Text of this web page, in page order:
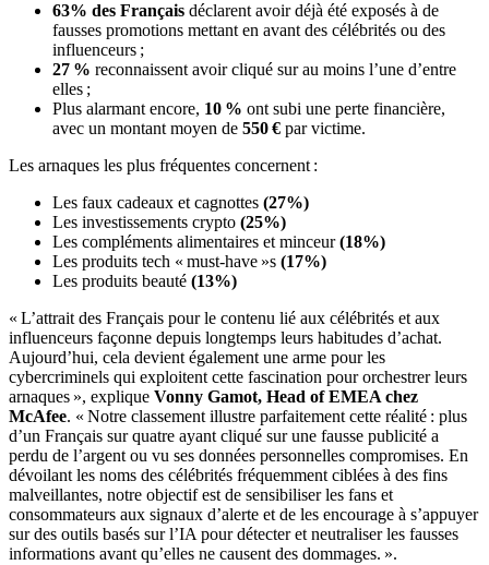
63% des Français déclarent avoir déjà été exposés à de
fausses promotions mettant en avant des célébrités ou des
influenceurs ;
27 % reconnaissent avoir cliqué sur au moins l’une d’entre
elles ;
Plus alarmant encore, 10 % ont subi une perte financière,
avec un montant moyen de 550 € par victime.
Les arnaques les plus fréquentes concernent :
Les faux cadeaux et cagnottes (27%)
Les investissements crypto (25%)
Les compléments alimentaires et minceur(18%)
Les produits tech « must-have »s (17%)
Les produits beauté (13%)
« L’attrait des Français pour le contenu lié aux célébrités et aux
influenceurs façonne depuis longtemps leurs habitudes d’achat.
Aujourd’hui, cela devient également une arme pour les
cybercriminels qui exploitent cette fascination pour orchestrer leurs
arnaques », explique Vonny Gamot, Head of EMEA chez
McAfee. « Notre classement illustre parfaitement cette réalité : plus
d’un Français sur quatre ayant cliqué sur une fausse publicité a
perdu de l’argent ou vu ses données personnelles compromises. En
dévoilant les noms des célébrités fréquemment ciblées à des fins
malveillantes, notre objectif est de sensibiliser les fans et
consommateurs aux signaux d’alerte et de les encourage à s’appuyer
sur des outils basés sur l’IA pour détecter et neutraliser les fausses
informations avant qu’elles ne causent des dommages. ».